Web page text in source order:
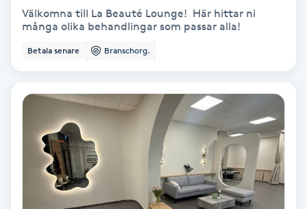
Fotmassage
Fotsvamp
Fransar
Fransborttagning
Välkomna till La Beauté Lounge! Här hittar ni
många olika behandlingar som passar alla!
Betala senare Branschorg.